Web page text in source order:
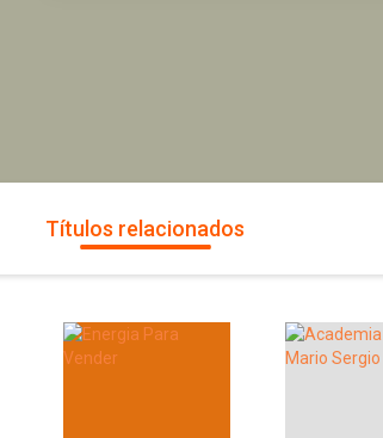
Títulos relacionados